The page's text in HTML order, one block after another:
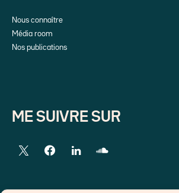
Nous connaître
Média room
Nos publications
ME SUIVRE SUR